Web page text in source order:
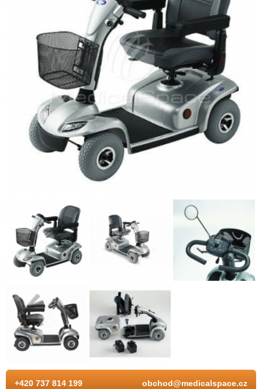
+420 737 814 199 obchod@medicalspace.cz